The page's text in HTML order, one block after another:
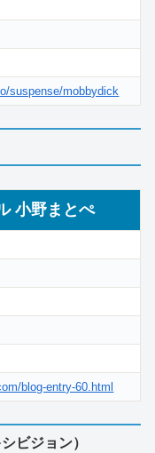
suspense/mobbydick
小野まとぺ
blog-entry-60.html
ビジョン）